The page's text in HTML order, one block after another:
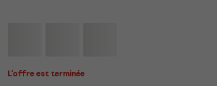
L'offre est terminée